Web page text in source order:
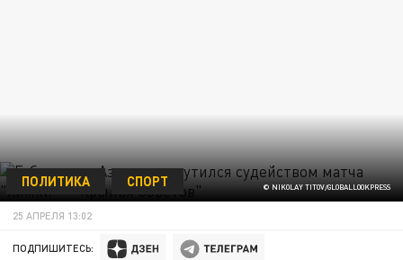
© NIKOLAY TITOV/GLOBALLOOKPRESS
ПОЛИТИКА СПОРТ
25 АПРЕЛЯ 13:02
ПОДПИШИТЕСЬ: